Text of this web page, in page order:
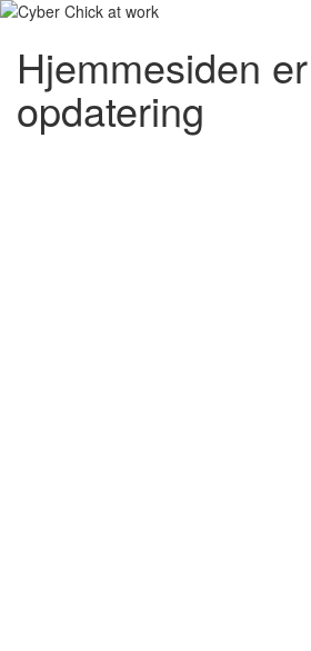
Hjemmesiden
opdatering